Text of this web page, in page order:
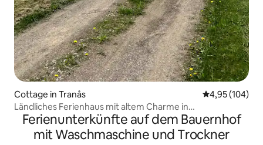
Cottage in Tranås
4,95 (104)
Ländliches Ferienhaus mit altem Charme in
Hofumgebung
Ferienunterkünfte auf dem Bauernhof
mit Waschmaschine und Trockner